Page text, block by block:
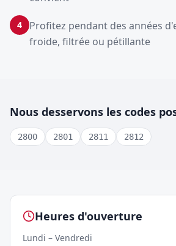
4
Profitez pendant des années
froide, filtrée ou pétillante
Nous desservons les codes
2800 2801 2811 2812
Crowntap –
Heures d'ouverture
Lundi – Vendredi